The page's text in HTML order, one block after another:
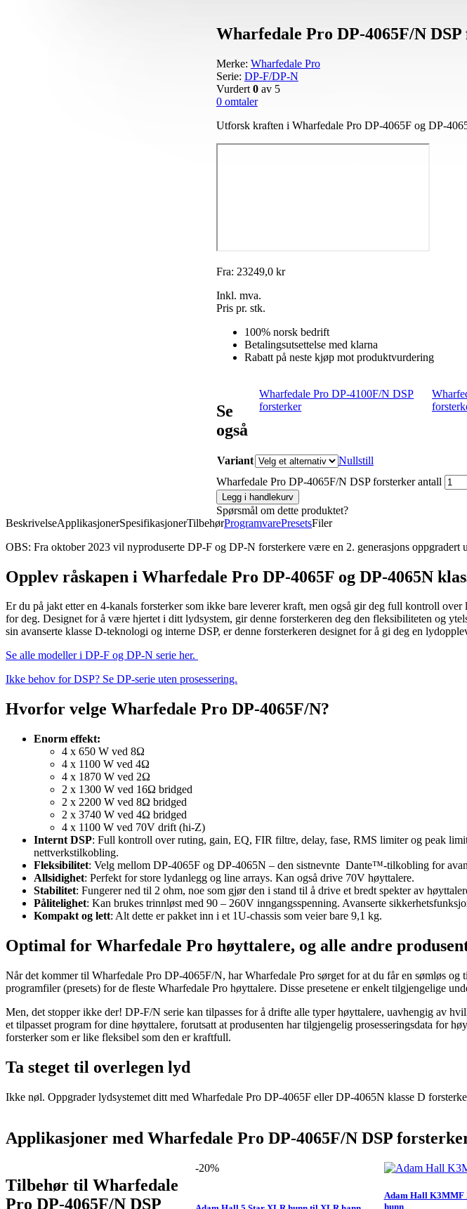
Wharfedale Pro DP-4065F/N
Merke: Wharfedale Pro
Serie: DP-F/DP-N
Vurdert 0av 5
0omtaler
Utforsk kraften i Wharfedale Pro DP-4065F og DP-
Fra: 23249,0 kr
Inkl. mva.
Pris pr. stk.
100% norsk bedrift
Betalingsutsettelse med klarna
Rabatt på neste kjøp mot produktvurdering
Se
også
Wharfedale Pro DP-4100F/N DSP
forsterker
Variant
Nullstill
Wharfedale Pro DP-4065F/N DSP forsterker antall
Legg i handlekurv
Spørsmål om dette produktet?
BeskrivelseApplikasjonerSpesifikasjonerTilbehørProgramvarePresetsFiler
OBS: Fra oktober 2023 vil nyproduserte DP-F og DP-N forsterkere være en 2. generasjons oppgradert
Opplev råskapen i Wharfedale Pro DP-4065F og DP-4065N
Er du på jakt etter en 4-kanals forsterker som ikke bare leverer kraft, men også gir deg full kontroll
for deg. Designet for å være hjertet i ditt lydsystem, gir denne forsterkeren deg den fleksibiliteten og
sin avanserte klasse D-teknologi og interne DSP, er denne forsterkeren designet for å gi deg en
Se alle modeller i DP-F og DP-N serie her.
Ikke behov for DSP? Se DP-serie uten prosessering.
Hvorfor velge Wharfedale Pro DP-4065F/N?
Enorm effekt:
4 x 650 W ved 8Ω
4 x 1100 W ved 4Ω
4 x 1870 W ved 2Ω
2 x 1300 W ved 16Ω bridged
2 x 2200 W ved 8Ω bridged
2 x 3740 W ved 4Ω bridged
4 x 1100 W ved 70V drift (hi-Z)
Internt DSP: Full kontroll over ruting, gain, EQ, FIR filtre, delay, fase, RMS limiter og peak
nettverkstilkobling.
Fleksibilitet: Velg mellom DP-4065F og DP-4065N – den sistnevnte Dante™-tilkobling for
Allsidighet: Perfekt for store lydanlegg og line arrays. Kan også drive 70V høyttalere.
Stabilitet: Fungerer ned til 2 ohm, noe som gjør den i stand til å drive et bredt spekter av
Pålitelighet: Kan brukes trinnløst med 90 – 260V inngangsspenning. Avanserte
Kompakt og lett: Alt dette er pakket inn i et 1U-chassis som veier bare 9,1 kg.
Optimal for Wharfedale Pro høyttalere, og alle andre
Når det kommer til Wharfedale Pro DP-4065F/N, har Wharfedale Pro sørget for at du får en sømløs og
programfiler (presets) for de fleste Wharfedale Pro høyttalere. Disse presetene er enkelt tilgjengelige
Men, det stopper ikke der! DP-F/N serie kan tilpasses for å drifte alle typer høyttalere, uavhengig av
et tilpasset program for dine høyttalere, forutsatt at produsenten har tilgjengelig prosesseringsdata for
forsterker som er like fleksibel som den er kraftfull.
Ta steget til overlegen lyd
Ikke nøl. Oppgrader lydsystemet ditt med Wharfedale Pro DP-4065F eller DP-4065N klasse D
Applikasjoner med Wharfedale Pro DP-4065F/N DSP
Tilbehør til Wharfedale
Pro DP-4065F/N DSP
-20%
Adam Hall K3MMF
hunn